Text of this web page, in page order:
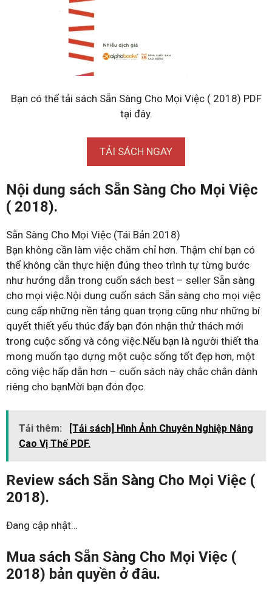
Bạn có thể tải sách Sẵn Sàng Cho Mọi Việc ( 2018) PDF
tại đây.
TẢI SÁCH NGAY
Nội dung sách Sẵn Sàng Cho Mọi Việc
( 2018).
Sẵn Sàng Cho Mọi Việc (Tái Bản 2018)
Bạn không cần làm việc chăm chỉ hơn. Thậm chí bạn có
thể không cần thực hiện đúng theo trình tự từng bước
như hướng dẫn trong cuốn sách best – seller Sẵn sàng
cho mọi việc.Nội dung cuốn sách Sẵn sàng cho mọi việc
cung cấp những nền tảng quan trọng cũng như những bí
quyết thiết yếu thúc đẩy bạn đón nhận thử thách mới
trong cuộc sống và công việc.Nếu bạn là người thiết tha
mong muốn tạo dựng một cuộc sống tốt đẹp hơn, một
công việc hấp dẫn hơn – cuốn sách này chắc chắn dành
riêng cho bạnMời bạn đón đọc.
Tải thêm:
[Tải sách] Hình Ảnh Chuyên Nghiệp Nâng
Cao Vị Thế PDF.
Review sách Sẵn Sàng Cho Mọi Việc (
2018).
Đang cập nhật…
Mua sách Sẵn Sàng Cho Mọi Việc (
2018) bản quyền ở đâu.